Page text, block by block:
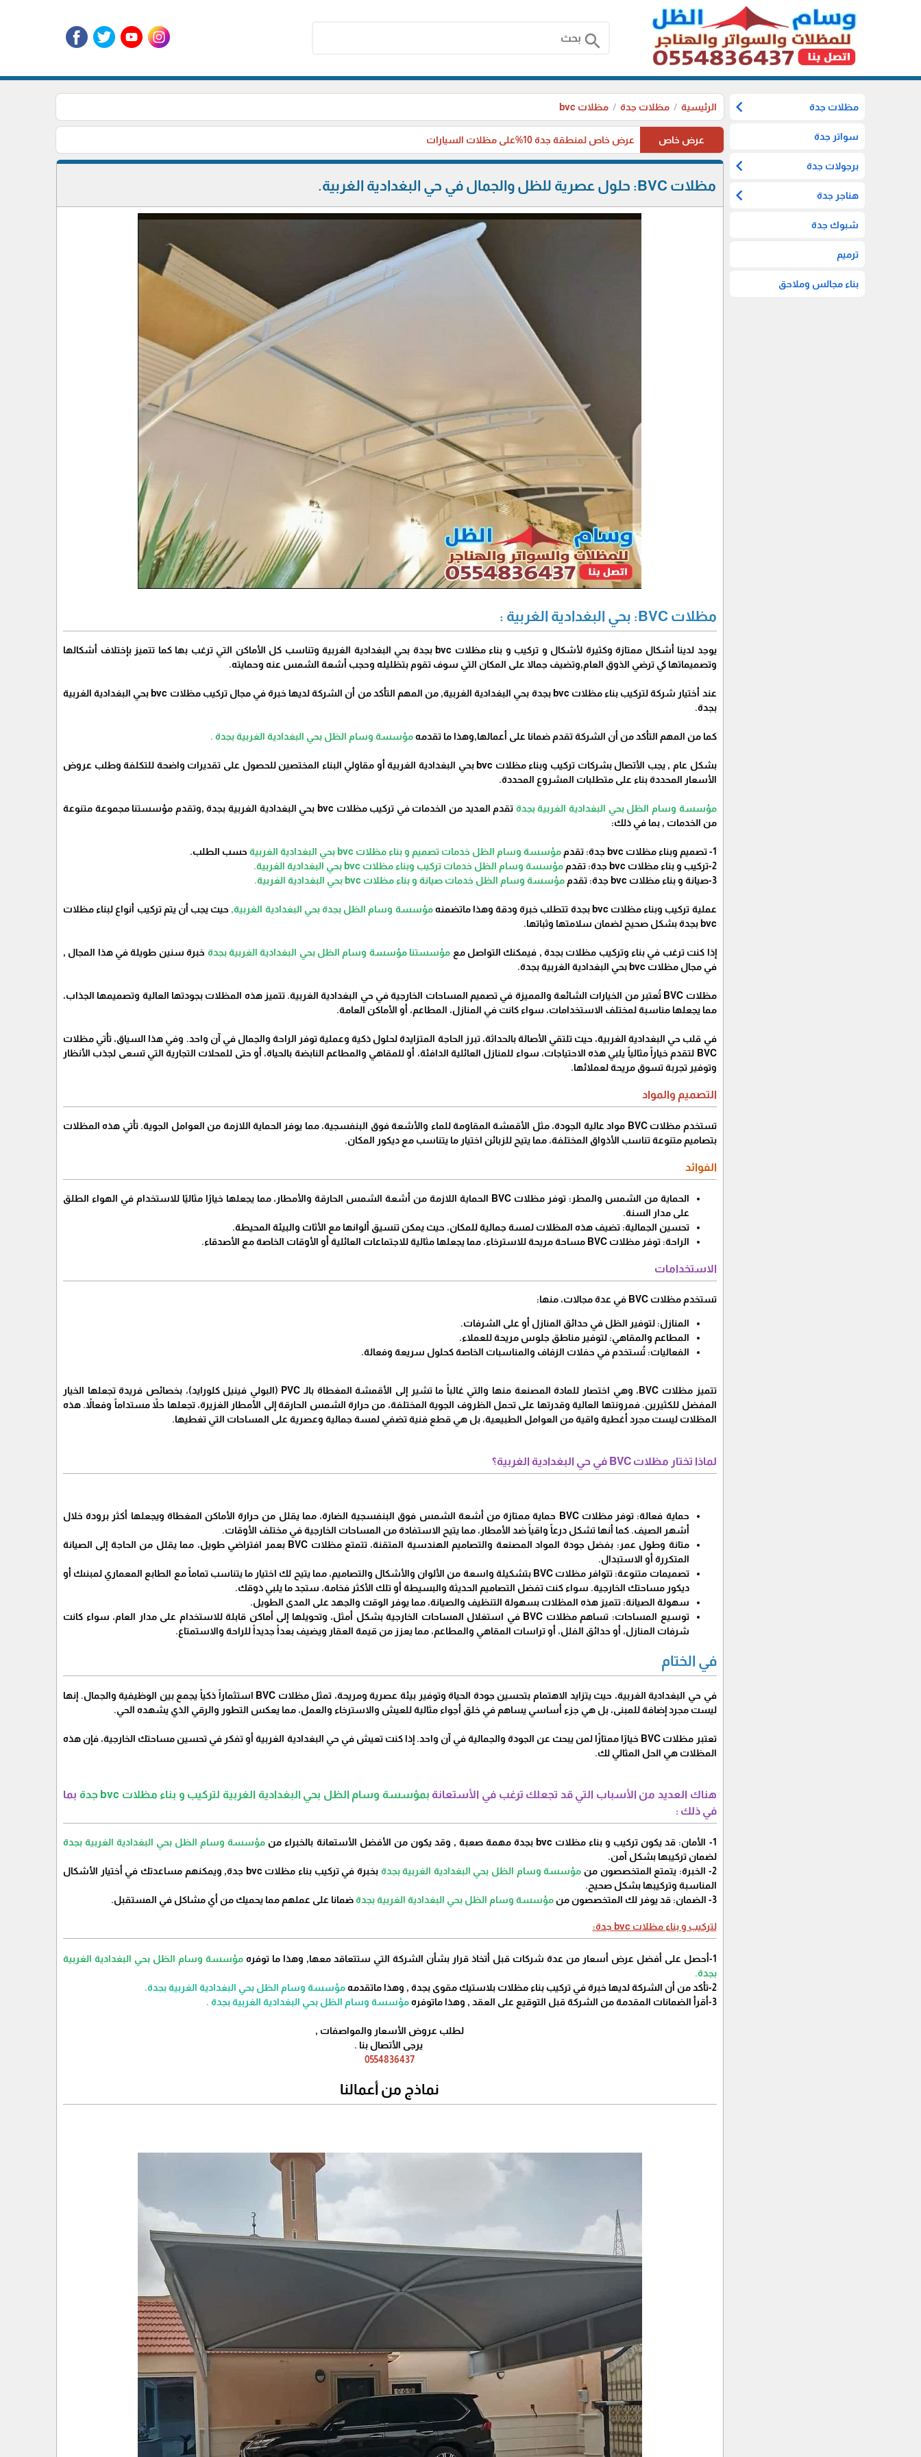
search
مظلات جدة chevron_left
سواتر جدة
برجولات جدة chevron_left
هناجر جدة chevron_left
شبوك جدة
ترميم
بناء مجالس وملاحق
الرئيسية مظلات جدة مظلات bvc
عرض خاص عرض خاص لمنطقة جدة 10%على مظلات السيارات
مظلات BVC: حلول عصرية للظل والجمال في حي البغدادية الغربية.
مظلات BVC: بحي البغدادية الغربية :
يوجد لدينا أشكال ممتازة وكثيرة لأشكال و تركيب و بناء مظلات bvc بجدة بحي البغدادية الغربية وتناسب كل الأماكن التي ترغب بها كما تتميز بإختلاف أشكالها
وتصميماتها كي ترضي الذوق العام,وتضيف جمالا على المكان التي سوف تقوم بتظليله وحجب أشعة الشمس عنه وحمايته.
عند أختيار شركة لتركيب بناء مظلات bvc بجدة بحي البغدادية الغربية, من المهم التأكد من أن الشركة لديها خبرة في مجال تركيب مظلات bvc بحي البغدادية الغربية
بجدة.
كما من المهم التأكد من أن الشركة تقدم ضمانا على أعمالها,وهذا ما تقدمهمؤسسة وسام الظل بحي البغدادية الغربية بجدة .
بشكل عام , يجب الأتصال بشركات تركيب وبناء مظلات bvc بحي البغدادية الغربية أو مقاولي البناء المختصين للحصول على تقديرات واضحة للتكلفة وطلب عروض
الأسعار المحددة بناء على متطلبات المشروع المحددة.
مؤسسة وسام الظل بحي البغدادية الغربية بجدة
تقدم العديد من الخدمات في تركيب مظلات bvc بحي البغدادية الغربية بجدة ,وتقدم مؤسستنا مجموعة متنوعة
من الخدمات , بما في ذلك:
1- تصميم وبناء مظلات bvc جدة: تقدم مؤسسة وسام الظل خدمات تصميم و بناء مظلات bvc بحي البغدادية الغربية
حسب الطلب.
2-تركيب و بناء مظلات bvc جدة: تقدم
مؤسسة وسام الظل خدمات تركيب وبناء مظلات bvc بحي البغدادية الغربية.
3-صيانة و بناء مظلات bvc جدة: تقدم
مؤسسة وسام الظل خدمات صيانة و بناء مظلات bvc بحي البغدادية الغربية.
عملية تركيب وبناء مظلات bvc بجدة تتطلب خبرة ودقة وهذا ماتضمنه مؤسسة وسام الظل بجدة بحي البغدادية الغربية, حيث يجب أن يتم تركيب أنواع لبناء مظلات
bvc بجدة بشكل صحيح لضمان سلامتها وثباتها.
إذا كنت ترغب في بناء وتركيب مظلات بجدة , فيمكنك التواصل مع مؤسستنا مؤسسة وسام الظل بحي البغدادية الغربية بجدة خبرة سنين طويلة في هذا المجال ,
في مجال مظلات bvc بحي البغدادية الغربية بجدة.
مظلات BVC تُعتبر من الخيارات الشائعة والمميزة في تصميم المساحات الخارجية في حي البغدادية الغربية. تتميز هذه المظلات بجودتها العالية وتصميمها الجذاب،
مما يجعلها مناسبة لمختلف الاستخدامات، سواء كانت في المنازل، المطاعم، أو الأماكن العامة.
في قلب حي البغدادية الغربية، حيث تلتقي الأصالة بالحداثة، تبرز الحاجة المتزايدة لحلول ذكية وعملية توفر الراحة والجمال في آن واحد. وفي هذا السياق، تأتي مظلات
BVC لتقدم خياراً مثالياً يلبي هذه الاحتياجات، سواء للمنازل العائلية الدافئة، أو للمقاهي والمطاعم النابضة بالحياة، أو حتى للمحلات التجارية التي تسعى لجذب الأنظار
وتوفير تجربة تسوق مريحة لعملائها.
التصميم والمواد
تستخدم مظلات BVC مواد عالية الجودة، مثل الأقمشة المقاومة للماء والأشعة فوق البنفسجية، مما يوفر الحماية اللازمة من العوامل الجوية. تأتي هذه المظلات
بتصاميم متنوعة تناسب الأذواق المختلفة، مما يتيح للزبائن اختيار ما يتناسب مع ديكور المكان.
الفوائد
الحماية من الشمس والمطر: توفر مظلات BVC الحماية اللازمة من أشعة الشمس الحارقة والأمطار، مما يجعلها خيارًا مثاليًا للاستخدام في الهواء الطلق
على مدار السنة.
تحسين الجمالية: تضيف هذه المظلات لمسة جمالية للمكان، حيث يمكن تنسيق ألوانها مع الأثاث والبيئة المحيطة.
الراحة: توفر مظلات BVC مساحة مريحة للاسترخاء، مما يجعلها مثالية للاجتماعات العائلية أو الأوقات الخاصة مع الأصدقاء.
الاستخدامات
تستخدم مظلات BVC في عدة مجالات، منها:
المنازل: لتوفير الظل في حدائق المنازل أو على الشرفات.
المطاعم والمقاهي: لتوفير مناطق جلوس مريحة للعملاء.
الفعاليات: تُستخدم في حفلات الزفاف والمناسبات الخاصة كحلول سريعة وفعالة.
تتميز مظلات BVC، وهي اختصار للمادة المصنعة منها والتي غالباً ما تشير إلى الأقمشة المغطاة بالـ PVC (البولي فينيل كلورايد)، بخصائص فريدة تجعلها الخيار
المفضل للكثيرين. فمرونتها العالية وقدرتها على تحمل الظروف الجوية المختلفة، من حرارة الشمس الحارقة إلى الأمطار الغزيرة، تجعلها حلاً مستداماً وفعالاً. هذه
المظلات ليست مجرد أغطية واقية من العوامل الطبيعية، بل هي قطع فنية تضفي لمسة جمالية وعصرية على المساحات التي تغطيها.
لماذا تختار مظلات BVC في حي البغدادية الغربية؟
حماية فعالة: توفر مظلات BVC حماية ممتازة من أشعة الشمس فوق البنفسجية الضارة، مما يقلل من حرارة الأماكن المغطاة ويجعلها أكثر برودة خلال
أشهر الصيف. كما أنها تشكل درعاً واقياً ضد الأمطار، مما يتيح الاستفادة من المساحات الخارجية في مختلف الأوقات.
متانة وطول عمر: بفضل جودة المواد المصنعة والتصاميم الهندسية المتقنة، تتمتع مظلات BVC بعمر افتراضي طويل، مما يقلل من الحاجة إلى الصيانة
المتكررة أو الاستبدال.
تصميمات متنوعة: تتوافر مظلات BVC بتشكيلة واسعة من الألوان والأشكال والتصاميم، مما يتيح لك اختيار ما يتناسب تماماً مع الطابع المعماري لمبنىك أو
ديكور مساحتك الخارجية. سواء كنت تفضل التصاميم الحديثة والبسيطة أو تلك الأكثر فخامة، ستجد ما يلبي ذوقك.
سهولة الصيانة: تتميز هذه المظلات بسهولة التنظيف والصيانة، مما يوفر الوقت والجهد على المدى الطويل.
توسيع المساحات: تساهم مظلات BVC في استغلال المساحات الخارجية بشكل أمثل، وتحويلها إلى أماكن قابلة للاستخدام على مدار العام، سواء كانت
شرفات المنازل، أو حدائق الفلل، أو تراسات المقاهي والمطاعم، مما يعزز من قيمة العقار ويضيف بعداً جديداً للراحة والاستمتاع.
في الختام
في حي البغدادية الغربية، حيث يتزايد الاهتمام بتحسين جودة الحياة وتوفير بيئة عصرية ومريحة، تمثل مظلات BVC استثماراً ذكياً يجمع بين الوظيفية والجمال. إنها
ليست مجرد إضافة للمبنى، بل هي جزء أساسي يساهم في خلق أجواء مثالية للعيش والاسترخاء والعمل، مما يعكس التطور والرقي الذي يشهده الحي.
تعتبر مظلات BVC خيارًا ممتازًا لمن يبحث عن الجودة والجمالية في آن واحد. إذا كنت تعيش في حي البغدادية الغربية أو تفكر في تحسين مساحتك الخارجية، فإن هذه
المظلات هي الحل المثالي لك.
هناك العديد من الأسباب التي قد تجعلك ترغب في الأستعانة بمؤسسة وسام الظل بحي البغدادية الغربية لتركيب و بناء مظلات bvc جدة
بما
في ذلك :
1- الأمان: قد يكون تركيب و بناء مظلات bvc بجدة مهمة صعبة , وقد يكون من الأفضل الأستعانة بالخبراء من
مؤسسة وسام الظل بحي البغدادية الغربية بجدة
لضمان تركيبها بشكل آمن.
2- الخبرة: يتمتع المتخصصون من
مؤسسة وسام الظل بحي البغدادية الغربية بجدة
بخبرة في تركيب بناء مظلات bvc جدة, ويمكنهم مساعدتك في أختيار الأشكال
المناسبة وتركيبها بشكل صحيح.
3- الضمان: قد يوفر لك المتخصصون من
مؤسسة وسام الظل بحي البغدادية الغربية بجدةضمانا على عملهم مما يحميك من أي مشاكل في المستقبل.
لتركيب و بناء مظلات bvc جدة:
1-أحصل على أفضل عرض أسعار من عدة شركات قبل أتخاذ قرار بشأن الشركة التي ستتعاقد معها, وهذا ما توفره
مؤسسة وسام الظل بحي البغدادية الغربية
بجدة.
2-تأكد من أن الشركة لديها خبرة في تركيب بناء مظلات بلاستيك مقوى بجدة , وهذا ماتقدمه
مؤسسة وسام الظل بحي البغدادية الغربية بجدة.
3-أقرأ الضمانات المقدمة من الشركة قبل التوقيع على العقد , وهذا ماتوفره
مؤسسة وسام الظل بحي البغدادية الغربية بجدة .
لطلب عروض الأسعار والمواصفات ,
يرجى الأتصال بنا .
0554836437
نماذج من أعمالنا